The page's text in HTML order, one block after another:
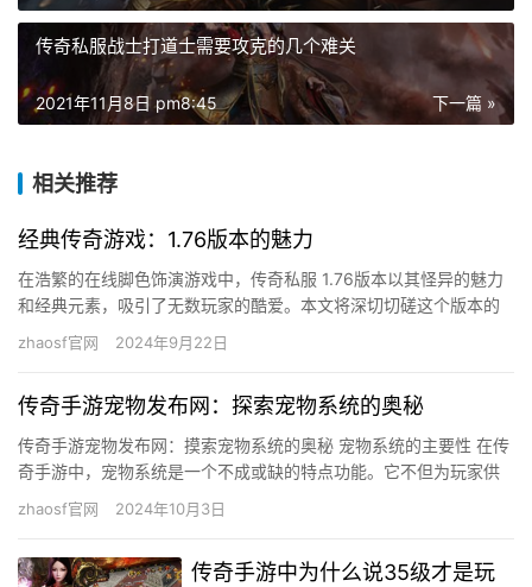
传奇私服战士打道士需要攻克的几个难关
下一篇 »
2021年11月8日 pm8:45
相关推荐
经典传奇游戏：1.76版本的魅力
在浩繁的在线脚色饰演游戏中，传奇私服 1.76版本以其怪异的魅力
和经典元素，吸引了无数玩家的酷爱。本文将深切切磋这个版本的
特点，和它为什么能在浩繁游戏中脱颖而出。 游戏布景与设定 …
zhaosf官网 2024年9月22日
传奇手游宠物发布网：探索宠物系统的奥秘
传奇手游宠物发布网：摸索宠物系统的奥秘 宠物系统的主要性 在传
奇手游中，宠物系统是一个不成或缺的特点功能。它不但为玩家供
给了额外的战役气力，还增添了游戏的趣味性和互动性。宠物的类
zhaosf官网 2024年10月3日
传奇手游中为什么说35级才是玩